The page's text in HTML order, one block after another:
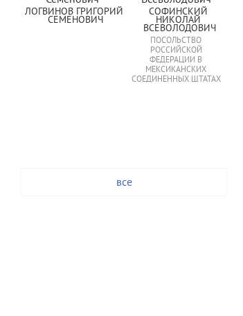
ЛОГВИНОВ ГРИГОРИЙ
СЕМЕНОВИЧ
СОФИНСКИЙ
НИКОЛАЙ
ВСЕВОЛОДОВИЧ
ПОСОЛЬСТВО
РОССИЙСКОЙ
ФЕДЕРАЦИИ В
МЕКСИКАНСКИХ
СОЕДИНЕННЫХ ШТАТАХ
все